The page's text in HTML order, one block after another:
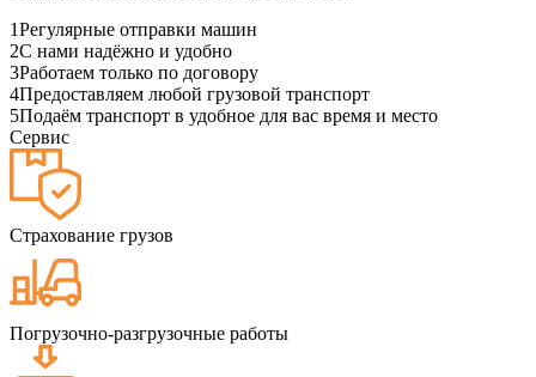
1Регулярные отправки машин
2С нами надёжно и удобно
3Работаем только по договору
4Предоставляем любой грузовой транспорт
5Подаём транспорт в удобное для вас время и место
Сервис
Страхование грузов
Погрузочно-разгрузочные работы